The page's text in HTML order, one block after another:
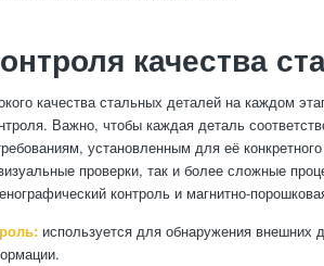
качества
качества стальных деталей на каждом
Важно, чтобы каждая деталь
установленным для её
проверки, так и более сложные
контроль и магнитно-
используется для обнаружения внешних